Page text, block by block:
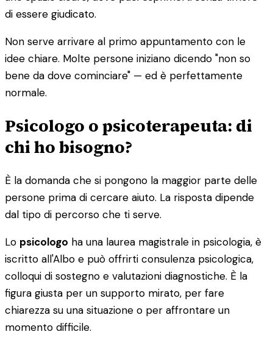
di essere giudicato.
Non serve arrivare al primo appuntamento con le
idee chiare. Molte persone iniziano dicendo "non so
bene da dove cominciare" — ed è perfettamente
normale.
Psicologo o psicoterapeuta: di
chi ho bisogno?
È la domanda che si pongono la maggior parte delle
persone prima di cercare aiuto. La risposta dipende
dal tipo di percorso che ti serve.
Lo psicologo ha una laurea magistrale in psicologia, è
iscritto all'Albo e può offrirti consulenza psicologica,
colloqui di sostegno e valutazioni diagnostiche. È la
figura giusta per un supporto mirato, per fare
chiarezza su una situazione o per affrontare un
momento difficile.